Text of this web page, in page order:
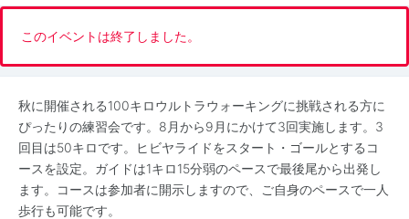
このイベントは終了しました。
秋に開催される100キロウルトラウォーキングに挑戦される方に
ぴったりの練習会です。8月から9月にかけて3回実施します。3
回目は50キロです。ヒビヤライドをスタート・ゴールとするコ
ースを設定。ガイドは1キロ15分弱のペースで最後尾から出発し
ます。コースは参加者に開示しますので、ご自身のペースで一人
歩行も可能です。